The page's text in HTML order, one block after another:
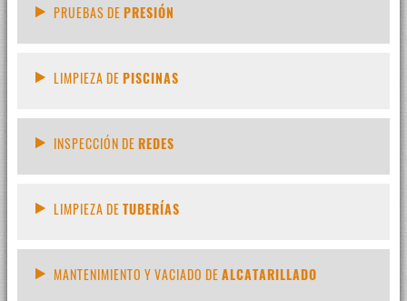
PRUEBAS DEPRESIÓN
LIMPIEZA DEPISCINAS
INSPECCIÓN DEREDES
LIMPIEZA DETUBERÍAS
MANTENIMIENTO Y VACIADO DEALCATARILLADO